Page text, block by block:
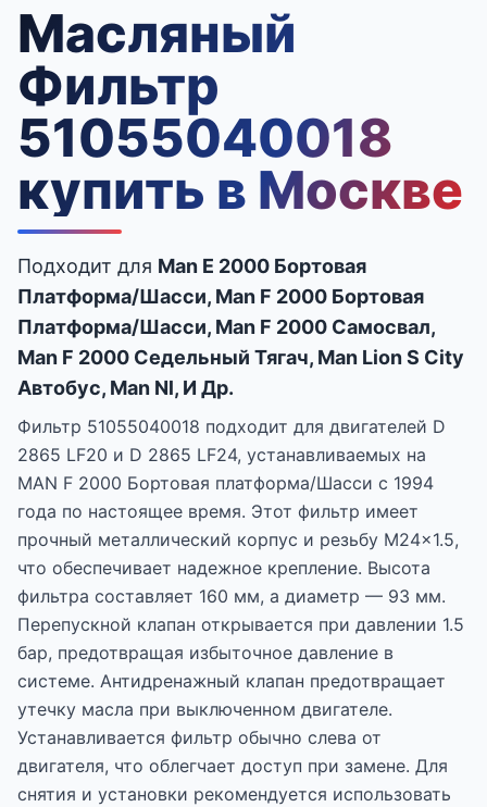
Масляный
Фильтр
51055040018
купить в Москве
Подходит для Man E 2000 Бортовая
Платформа/Шасси, Man F 2000 Бортовая
Платформа/Шасси, Man F 2000 Самосвал,
Man F 2000 Седельный Тягач, Man Lion S City
Aвтобус, Man Nl, И Др.
Фильтр 51055040018 подходит для двигателей D
2865 LF20 и D 2865 LF24, устанавливаемых на
MAN F 2000 Бортовая платформа/Шасси с 1994
года по настоящее время. Этот фильтр имеет
прочный металлический корпус и резьбу M24x1.5,
что обеспечивает надежное крепление. Высота
фильтра составляет 160 мм, а диаметр — 93 мм.
Перепускной клапан открывается при давлении 1.5
бар, предотвращая избыточное давление в
системе. Антидренажный клапан предотвращает
утечку масла при выключенном двигателе.
Устанавливается фильтр обычно слева от
двигателя, что облегчает доступ при замене. Для
снятия и установки рекомендуется использовать